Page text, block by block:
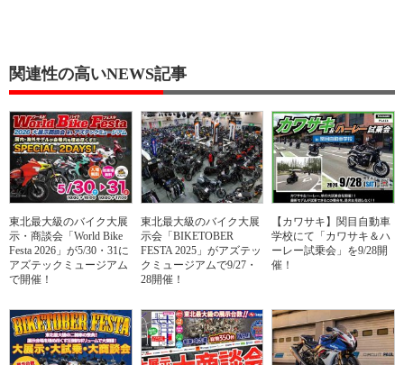
関連性の高いNEWS記事
東北最大級のバイク大展
示・商談会「World Bike
Festa 2026」が5/30・31に
アズテックミュージアム
で開催！
東北最大級のバイク大展
示会「BIKETOBER
FESTA 2025」がアズテッ
クミュージアムで9/27・
28開催！
【カワサキ】関目自動車
学校にて「カワサキ＆ハ
ーレー試乗会」を9/28開
催！